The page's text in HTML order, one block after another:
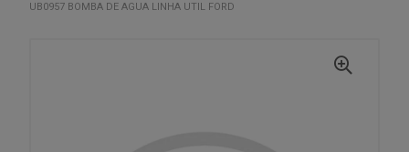
UB0957 BOMBA DE AGUA LINHA UTIL FORD